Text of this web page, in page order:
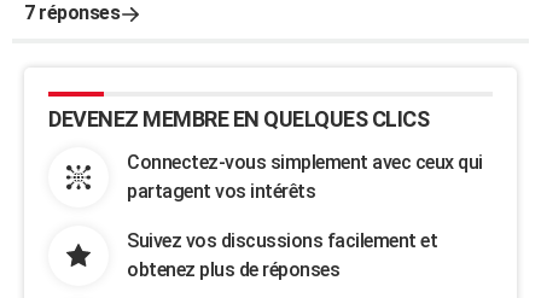
7 réponses
DEVENEZ MEMBRE EN QUELQUES CLICS
Connectez-vous simplement avec ceux qui
partagent vos intérêts
Suivez vos discussions facilement et
obtenez plus de réponses